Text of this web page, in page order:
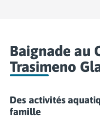
Camping Haute-
Camping Eure
Camping Ile-de-France
Camping Seine-et-
Camping Val d'Oise
Baignade au
Trasimeno
Des activités
famille